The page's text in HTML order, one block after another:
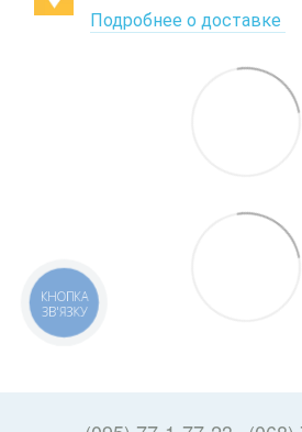
Подробнее о доставке
КНОПКА
ЗВ'ЯЗКУ